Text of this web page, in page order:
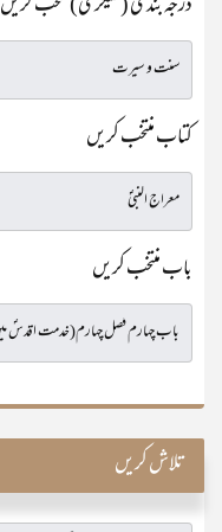
کتاب منتخب کریں
باب منتخب کریں
تلاش کریں